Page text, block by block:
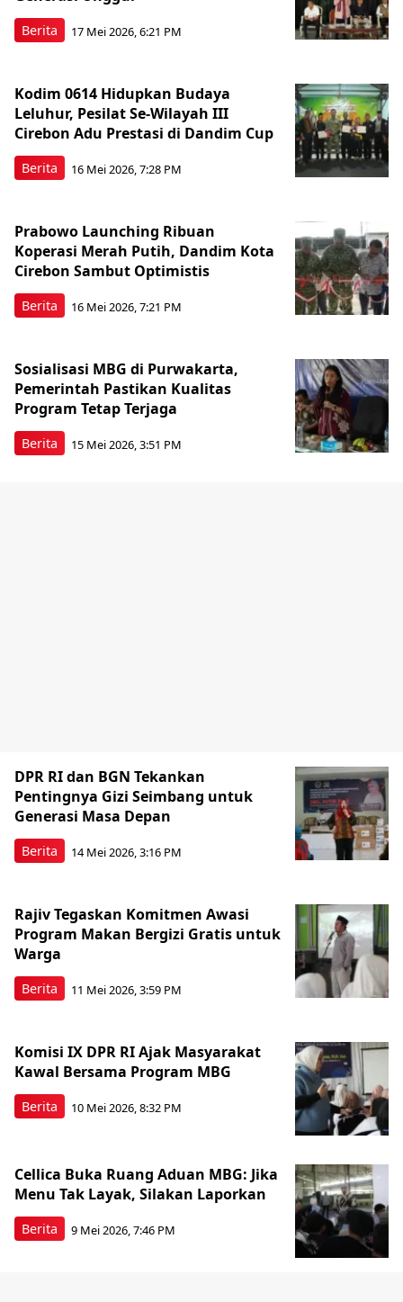
Berita 17 Mei 2026, 6:21 PM
Berita
Kodim 0614 Hidupkan Budaya
Leluhur, Pesilat Se-Wilayah III
Cirebon Adu Prestasi di Dandim Cup
16 Mei 2026, 7:28 PM
Berita
Prabowo Launching Ribuan
Koperasi Merah Putih, Dandim Kota
Cirebon Sambut Optimistis
16 Mei 2026, 7:21 PM
Berita
Sosialisasi MBG di Purwakarta,
Pemerintah Pastikan Kualitas
Program Tetap Terjaga
15 Mei 2026, 3:51 PM
Berita
DPR RI dan BGN Tekankan
Pentingnya Gizi Seimbang untuk
Generasi Masa Depan
14 Mei 2026, 3:16 PM
Berita
Rajiv Tegaskan Komitmen Awasi
Program Makan Bergizi Gratis untuk
Warga
11 Mei 2026, 3:59 PM
Berita
Komisi IX DPR RI Ajak Masyarakat
Kawal Bersama Program MBG
10 Mei 2026, 8:32 PM
Berita
Cellica Buka Ruang Aduan MBG: Jika
Menu Tak Layak, Silakan Laporkan
9 Mei 2026, 7:46 PM